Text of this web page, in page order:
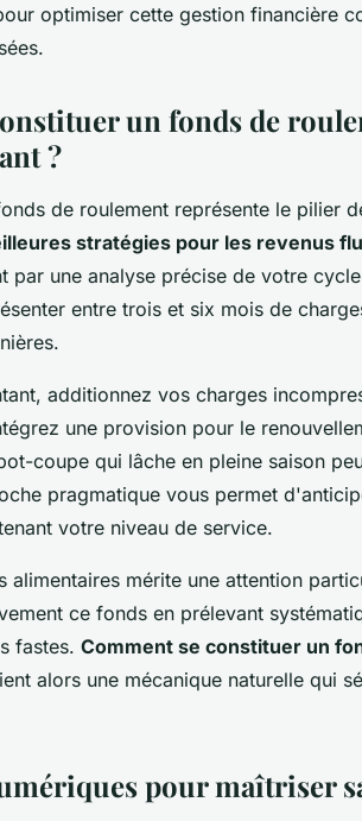
optimiser cette gestion financière
un fonds de
?
de roulement représente le pilier
stratégies pour les revenus
par une analyse précise de votre
entre trois et six mois de
additionnez vos charges
une provision pour le
coupe qui lâche en pleine saison
pragmatique vous permet
votre niveau de service.
alimentaires mérite une attention
ce fonds en prélevant
fastes. Comment se constituer un
alors une mécanique naturelle qui
pour maîtriser